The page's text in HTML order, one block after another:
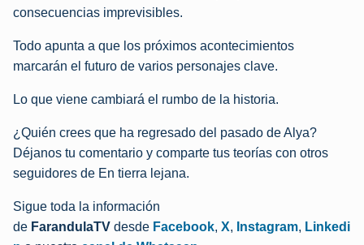
consecuencias imprevisibles.
Todo apunta a que los próximos acontecimientos
marcarán el futuro de varios personajes clave.
Lo que viene cambiará el rumbo de la historia.
¿Quién crees que ha regresado del pasado de Alya?
Déjanos tu comentario y comparte tus teorías con otros
seguidores de En tierra lejana.
Sigue toda la información
de FarandulaTV desde Facebook, X, Instagram, Linkedi